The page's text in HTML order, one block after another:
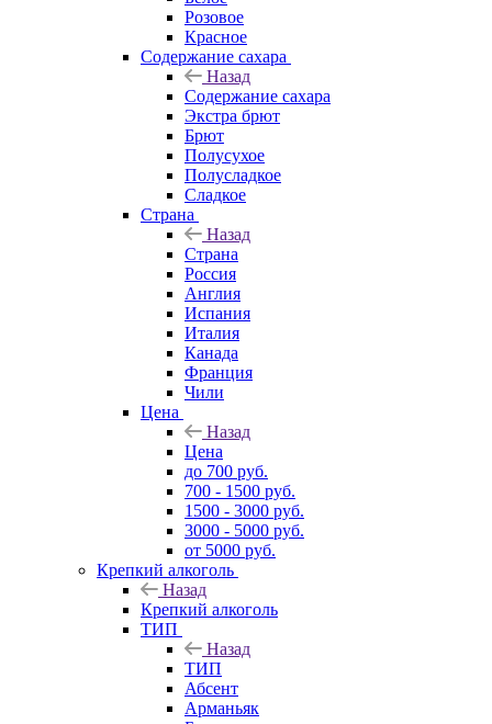
Розовое
Красное
Содержание сахара
Назад
Содержание сахара
Экстра брют
Брют
Полусухое
Полусладкое
Сладкое
Страна
Назад
Страна
Россия
Англия
Испания
Италия
Канада
Франция
Чили
Цена
Назад
Цена
до 700 руб.
700 - 1500 руб.
1500 - 3000 руб.
3000 - 5000 руб.
от 5000 руб.
Крепкий алкоголь
Назад
Крепкий алкоголь
ТИП
Назад
ТИП
Абсент
Арманьяк